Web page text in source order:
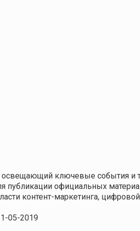
освещающий ключевые события и
публикации официальных
контент-маркетинга,
05-2019